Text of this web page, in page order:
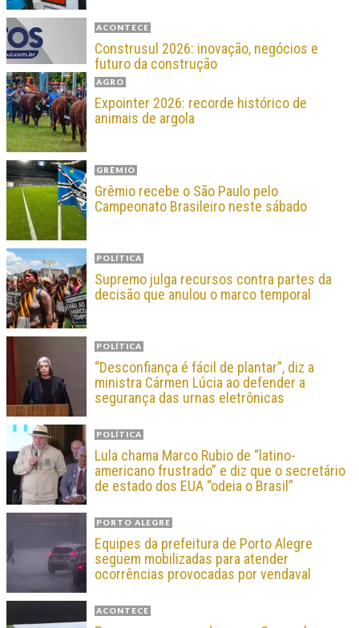
ACONTECE
Construsul 2026: inovação, negócios e
futuro da construção
AGRO
Expointer 2026: recorde histórico de
animais de argola
GRÊMIO
Grêmio recebe o São Paulo pelo
Campeonato Brasileiro neste sábado
POLÍTICA
Supremo julga recursos contra partes da
decisão que anulou o marco temporal
POLÍTICA
“Desconfiança é fácil de plantar”, diz a
ministra Cármen Lúcia ao defender a
segurança das urnas eletrônicas
POLÍTICA
Lula chama Marco Rubio de “latino-
americano frustrado” e diz que o secretário
de estado dos EUA “odeia o Brasil”
PORTO ALEGRE
Equipes da prefeitura de Porto Alegre
seguem mobilizadas para atender
ocorrências provocadas por vendaval
ACONTECE